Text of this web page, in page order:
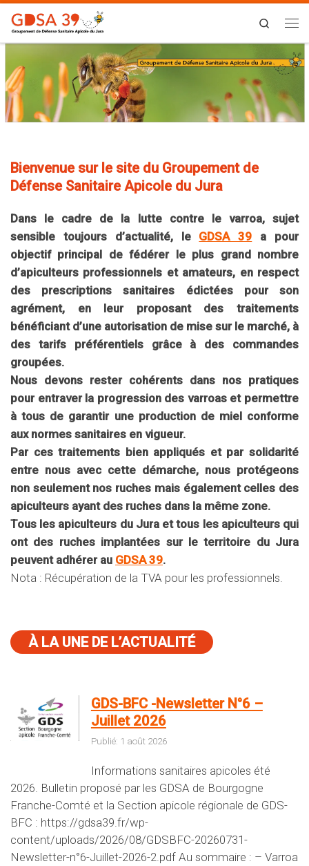
Skip to content
Search
Bienvenue sur le site du Groupement de
Défense Sanitaire Apicole du Jura
Dans le cadre de la lutte contre le varroa, sujet
sensible toujours d’actualité, le GDSA 39 a pour
objectif principal de fédérer le plus grand nombre
d’apiculteurs professionnels et amateurs, en respect
des prescriptions sanitaires édictées pour son
agrément, en leur proposant des traitements
bénéficiant d’une autorisation de mise sur le marché, à
des tarifs préférentiels grâce à des commandes
groupées.
Nous devons rester cohérents dans nos pratiques
pour entraver la progression des varroas et permettre
à tous de garantir une production de miel conforme
aux normes sanitaires en vigueur.
Par ces traitements bien appliqués et par solidarité
entre nous avec cette démarche, nous protégeons
non seulement nos ruches mais également celles des
apiculteurs ayant des ruches dans la même zone.
Tous les apiculteurs du Jura et tous les apiculteurs qui
ont des ruches implantées sur le territoire du Jura
peuvent adhérer au GDSA 39.
Nota : Récupération de la TVA pour les professionnels.
À LA UNE DE L’ACTUALITÉ
GDS-BFC -Newsletter N°6 –
Juillet 2026
Publié: 1 août 2026
Informations sanitaires apicoles été
2026. Bulletin proposé par les GDSA de Bourgogne
Franche-Comté et la Section apicole régionale de GDS-
BFC : https://gdsa39.fr/wp-
content/uploads/2026/08/GDSBFC-20260731-
Newsletter-n°6-Juillet-2026-2.pdf Au sommaire : – Varroa